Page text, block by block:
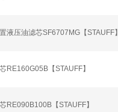
液压油滤芯SF6707MG【STAUFF】
RE160G05B【STAUFF】
RE090B100B【STAUFF】